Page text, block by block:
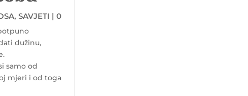
, SAVJETI | 0
dužinu,
samo od
mjeri i od toga